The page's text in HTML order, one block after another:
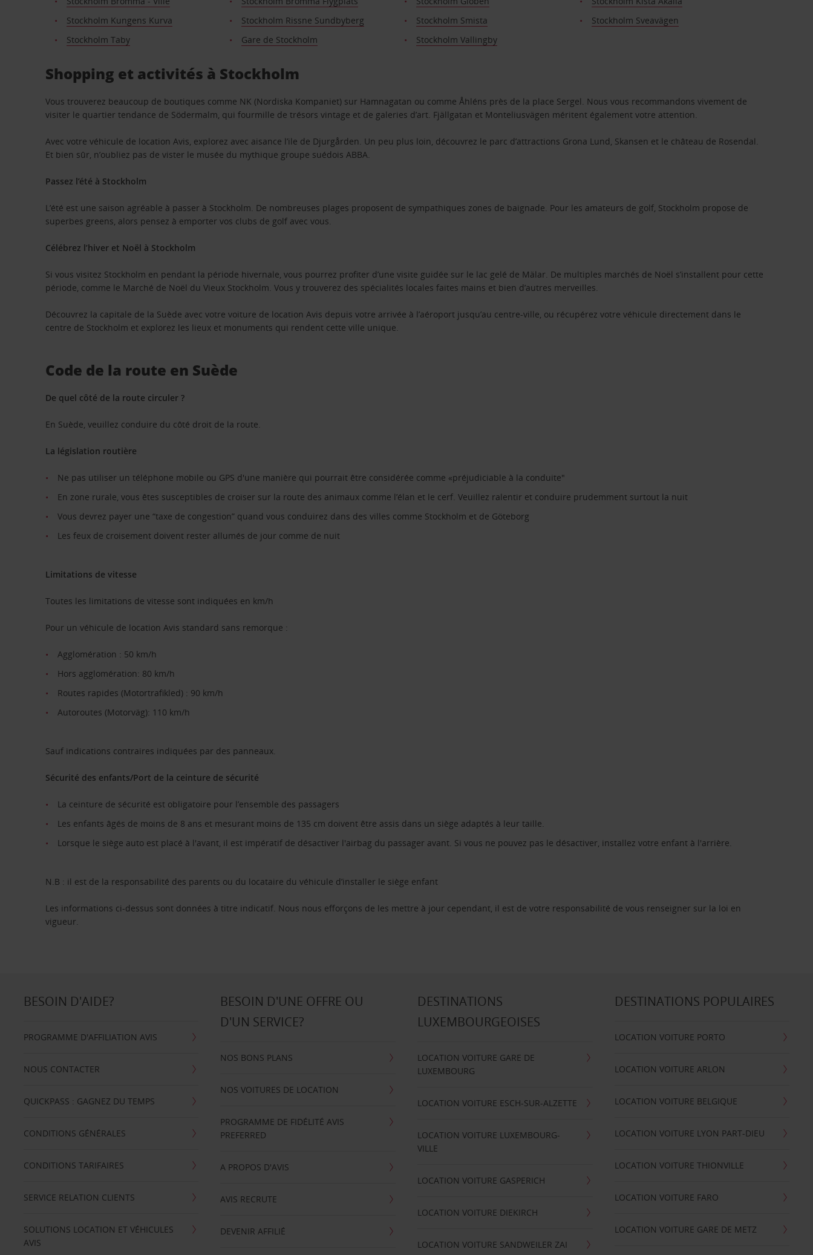
Stockholm Kungens Kurva
Stockholm Rissne Sundbyberg Stockholm Smista
Stockholm Sveavägen
Stockholm Taby
Gare de Stockholm Stockholm Vallingby
Shopping et activités à Stockholm
Vous trouverez beaucoup de boutiques comme NK (Nordiska Kompaniet) sur Hamnagatan ou comme Åhléns près de la place Sergel. Nous vous recommandons vivement de
visiter le quartier tendance de Södermalm, qui fourmille de trésors vintage et de galeries d’art. Fjällgatan et Monteliusvägen méritent également votre attention.
Avec votre véhicule de location Avis, explorez avec aisance l’ile de Djurgården. Un peu plus loin, découvrez le parc d’attractions Grona Lund, Skansen et le château de Rosendal.
Et bien sûr, n’oubliez pas de vister le musée du mythique groupe suédois ABBA.
Passez l’été à Stockholm
L’été est une saison agréable à passer à Stockholm. De nombreuses plages proposent de sympathiques zones de baignade. Pour les amateurs de golf, Stockholm propose de
superbes greens, alors pensez à emporter vos clubs de golf avec vous.
Célébrez l’hiver et Noël à Stockholm
Si vous visitez Stockholm en pendant la période hivernale, vous pourrez profiter d’une visite guidée sur le lac gelé de Mälar. De multiples marchés de Noël s’installent pour cette
période, comme le Marché de Noël du Vieux Stockholm. Vous y trouverez des spécialités locales faites mains et bien d’autres merveilles.
Découvrez la capitale de la Suède avec votre voiture de location Avis depuis votre arrivée à l’aéroport jusqu’au centre-ville, ou récupérez votre véhicule directement dans le
centre de Stockholm et explorez les lieux et monuments qui rendent cette ville unique.
Code de la route en Suède
De quel côté de la route circuler ?
En Suède, veuillez conduire du côté droit de la route.
La législation routière
Ne pas utiliser un téléphone mobile ou GPS d'une manière qui pourrait être considérée comme «préjudiciable à la conduite"
En zone rurale, vous êtes susceptibles de croiser sur la route des animaux comme l’élan et le cerf. Veuillez ralentir et conduire prudemment surtout la nuit
Vous devrez payer une “taxe de congestion” quand vous conduirez dans des villes comme Stockholm et de Göteborg
Les feux de croisement doivent rester allumés de jour comme de nuit
Limitations de vitesse
Toutes les limitations de vitesse sont indiquées en km/h
Pour un véhicule de location Avis standard sans remorque :
Agglomération : 50 km/h
Hors agglomération: 80 km/h
Routes rapides (Motortrafikled) : 90 km/h
Autoroutes (Motorväg): 110 km/h
Sauf indications contraires indiquées par des panneaux.
Sécurité des enfants/Port de la ceinture de sécurité
La ceinture de sécurité est obligatoire pour l’ensemble des passagers
Les enfants âgés de moins de 8 ans et mesurant moins de 135 cm doivent être assis dans un siège adaptés à leur taille.
Lorsque le siège auto est placé à l'avant, il est impératif de désactiver l'airbag du passager avant. Si vous ne pouvez pas le désactiver, installez votre enfant à l'arrière.
N.B : il est de la responsabilité des parents ou du locataire du véhicule d’installer le siège enfant
Les informations ci-dessus sont données à titre indicatif. Nous nous efforçons de les mettre à jour cependant, il est de votre responsabilité de vous renseigner sur la loi en
vigueur.
BESOIN D'AIDE?
PROGRAMME D'AFFILIATION AVIS
NOUS CONTACTER
QUICKPASS : GAGNEZ DU TEMPS
CONDITIONS GÉNÉRALES
CONDITIONS TARIFAIRES
SERVICE RELATION CLIENTS
SOLUTIONS LOCATION ET VÉHICULES
AVIS
BESOIN D'UNE OFFRE OU
D'UN SERVICE?
NOS BONS PLANS
NOS VOITURES DE LOCATION
PROGRAMME DE FIDÉLITÉ AVIS
PREFERRED
A PROPOS D'AVIS
AVIS RECRUTE
DEVENIR AFFILIÉ
DESTINATIONS
LUXEMBOURGEOISES
LOCATION VOITURE GARE DE
LUXEMBOURG
LOCATION VOITURE ESCH-SUR-ALZETTE
LOCATION VOITURE LUXEMBOURG-
VILLE
LOCATION VOITURE GASPERICH
LOCATION VOITURE DIEKIRCH
LOCATION VOITURE SANDWEILER ZAI
DESTINATIONS POPULAIRES
LOCATION VOITURE PORTO
LOCATION VOITURE ARLON
LOCATION VOITURE BELGIQUE
LOCATION VOITURE LYON PART-DIEU
LOCATION VOITURE THIONVILLE
LOCATION VOITURE FARO
LOCATION VOITURE GARE DE METZ